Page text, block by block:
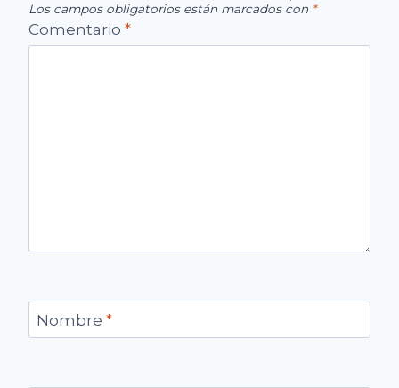
Los campos obligatorios están marcados con *
Comentario *
Nombre *